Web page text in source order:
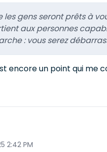
gens seront prêts à
aux personnes
: vous serez
encore un point qui me
2:42 PM